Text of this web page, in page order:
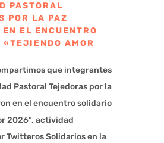
PASTORAL
POR LA PAZ
EL ENCUENTRO
AMOR
que integrantes
Pastoral Tejedoras por la
en el encuentro solidario
2026", actividad
Twitteros Solidarios en la